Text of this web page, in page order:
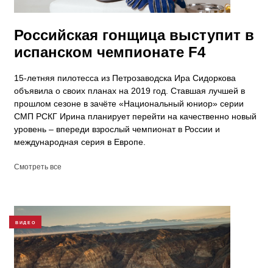
Российская гонщица выступит в
испанском чемпионате F4
15-летняя пилотесса из Петрозаводска Ира Сидоркова
объявила о своих планах на 2019 год. Ставшая лучшей в
прошлом сезоне в зачёте «Национальный юниор» серии
СМП РСКГ Ирина планирует перейти на качественно новый
уровень – впереди взрослый чемпионат в России и
международная серия в Европе.
Смотреть все
ВИДЕО